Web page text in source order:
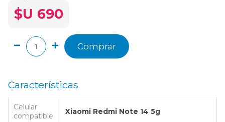
$U 690
Comprar
Características
Celular
compatible
Xiaomi Redmi Note 14 5g